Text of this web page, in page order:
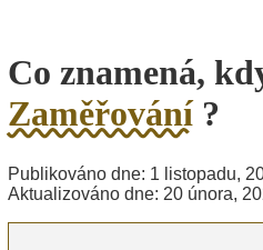
Co znamená,
Zaměřování?
Publikováno dne: 1 listopadu,
Aktualizováno dne: 20 února,